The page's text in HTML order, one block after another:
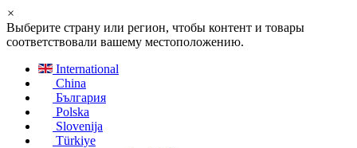
×
Выберите страну или регион, чтобы контент и товары
соответствовали вашему местоположению.
International
China
България
Polska
Slovenija
Türkiye